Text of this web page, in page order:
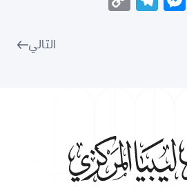
التالي